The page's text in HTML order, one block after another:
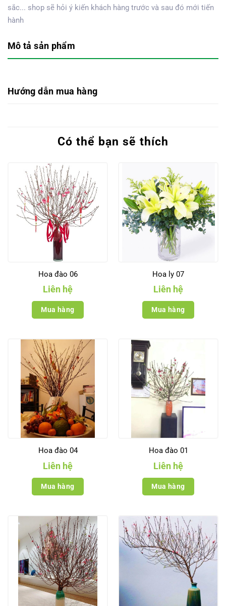
sắc... shop sẽ hỏi ý kiến khách hàng trước và sau đó mới tiến
hành
Mô tả sản phẩm
Hướng dẫn mua hàng
Có thể bạn sẽ thích
Hoa đào 06
Liên hệ
Mua hàng
Hoa ly 07
Liên hệ
Mua hàng
Hoa đào 04
Liên hệ
Mua hàng
Hoa đào 01
Liên hệ
Mua hàng